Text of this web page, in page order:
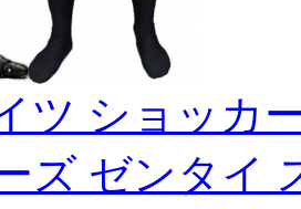
ツ ショッカ
ズ ゼンタイ